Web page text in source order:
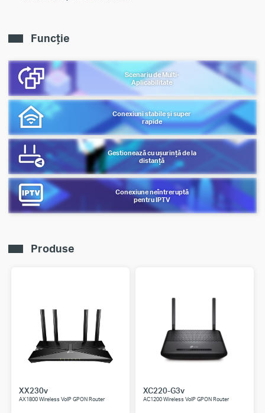
Funcție
Scenariu de Multi-
Aplicabilitate
Conexiuni stabile și super
rapide
Gestionează cu ușurință de la
distanță
Conexiune neîntreruptă
pentru IPTV
Produse
XX230v
AX1800 Wireless VoIP GPON Router
XC220-G3v
AC1200 Wireless VoIP GPON Router